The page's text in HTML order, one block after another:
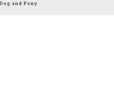
Dog and Pony